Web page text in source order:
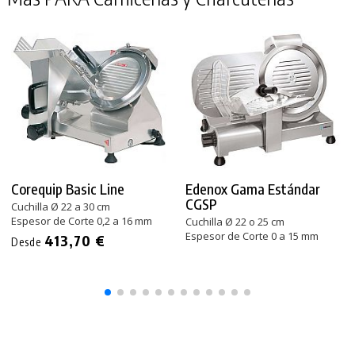
Corequip Basic Line
Cuchilla Ø 22 a 30 cm
Espesor de Corte 0,2 a 16 mm
Desde 413,70 €
Edenox Gama Estándar
CGSP
Cuchilla Ø 22 o 25 cm
Espesor de Corte 0 a 15 mm